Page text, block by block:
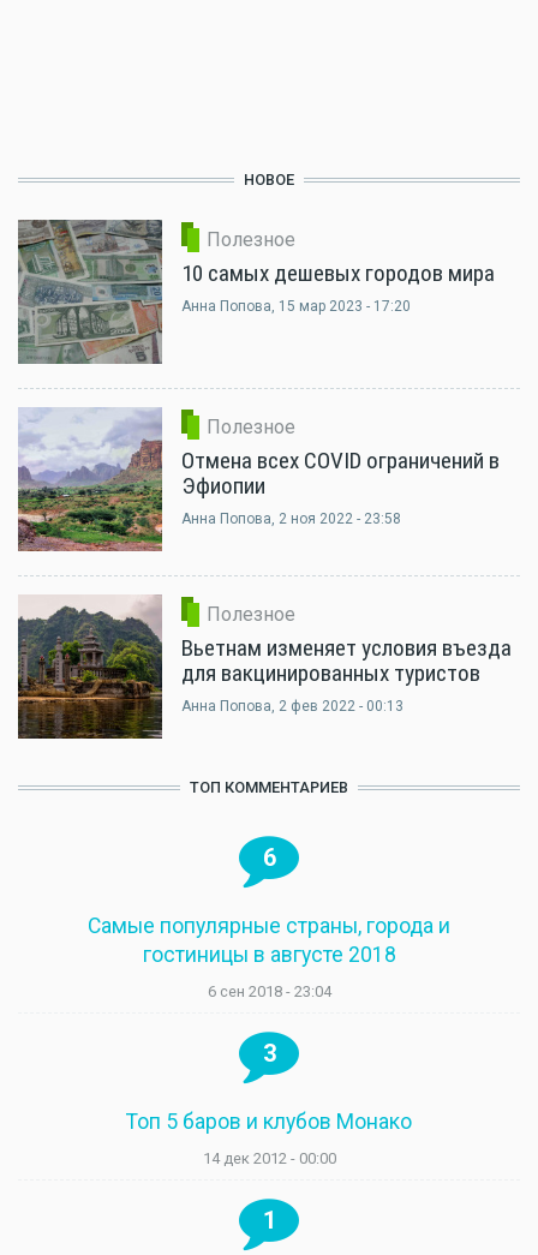
НОВОЕ
Полезное
10 самых дешевых городов мира
Анна Попова, 15 мар 2023 - 17:20
Полезное
Отмена всех COVID ограничений в
Эфиопии
Анна Попова, 2 ноя 2022 - 23:58
Полезное
Вьетнам изменяет условия въезда
для вакцинированных туристов
Анна Попова, 2 фев 2022 - 00:13
ТОП КОММЕНТАРИЕВ
6
Самые популярные страны, города и
гостиницы в августе 2018
6 сен 2018 - 23:04
3
Топ 5 баров и клубов Монако
14 дек 2012 - 00:00
1